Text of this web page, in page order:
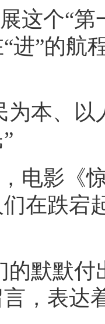
这个“
进”的航
为本、
电影《
在跌宕
的默默
，表达